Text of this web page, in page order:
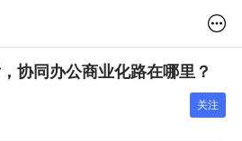
协同办公商业化路在哪里？
关注